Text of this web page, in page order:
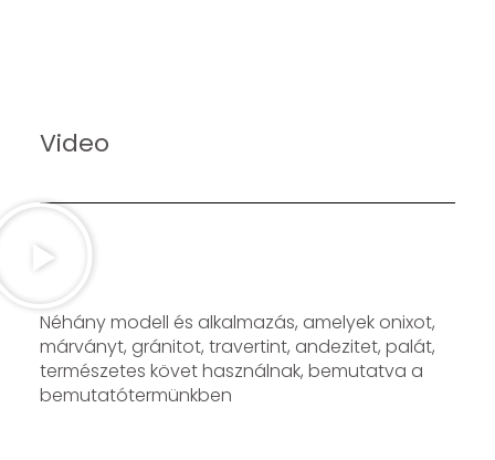
Video
Néhány modell és alkalmazás, amelyek onixot,
márványt, gránitot, travertint, andezitet, palát,
természetes követ használnak, bemutatva a
bemutatótermünkben